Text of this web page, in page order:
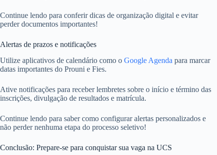
Continue lendo para conferir dicas de organização digital e evitar
perder documentos importantes!
Alertas de prazos e notificações
Utilize aplicativos de calendário como o Google Agenda para marcar
datas importantes do Prouni e Fies.
Ative notificações para receber lembretes sobre o início e término das
inscrições, divulgação de resultados e matrícula.
Continue lendo para saber como configurar alertas personalizados e
não perder nenhuma etapa do processo seletivo!
Conclusão: Prepare-se para conquistar sua vaga na UCS